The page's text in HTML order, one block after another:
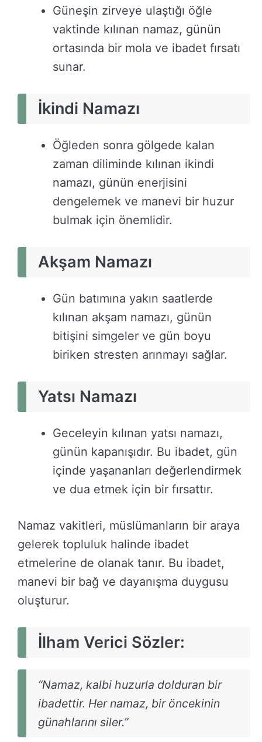
Güneşin zirveye ulaştığı öğle
vaktinde kılınan namaz, günün
ortasında bir mola ve ibadet fırsatı
sunar.
İkindi Namazı
Öğleden sonra gölgede kalan
zaman diliminde kılınan ikindi
namazı, günün enerjisini
dengelemek ve manevi bir huzur
bulmak için önemlidir.
Akşam Namazı
Gün batımına yakın saatlerde
kılınan akşam namazı, günün
bitişini simgeler ve gün boyu
biriken stresten arınmayı sağlar.
Yatsı Namazı
Geceleyin kılınan yatsı namazı,
günün kapanışıdır. Bu ibadet, gün
içinde yaşananları değerlendirmek
ve dua etmek için bir fırsattır.
Namaz vakitleri, müslümanların bir araya
gelerek topluluk halinde ibadet
etmelerine de olanak tanır. Bu ibadet,
manevi bir bağ ve dayanışma duygusu
oluşturur.
İlham Verici Sözler:
“Namaz, kalbi huzurla dolduran bir
ibadettir. Her namaz, bir öncekinin
günahlarını siler.”